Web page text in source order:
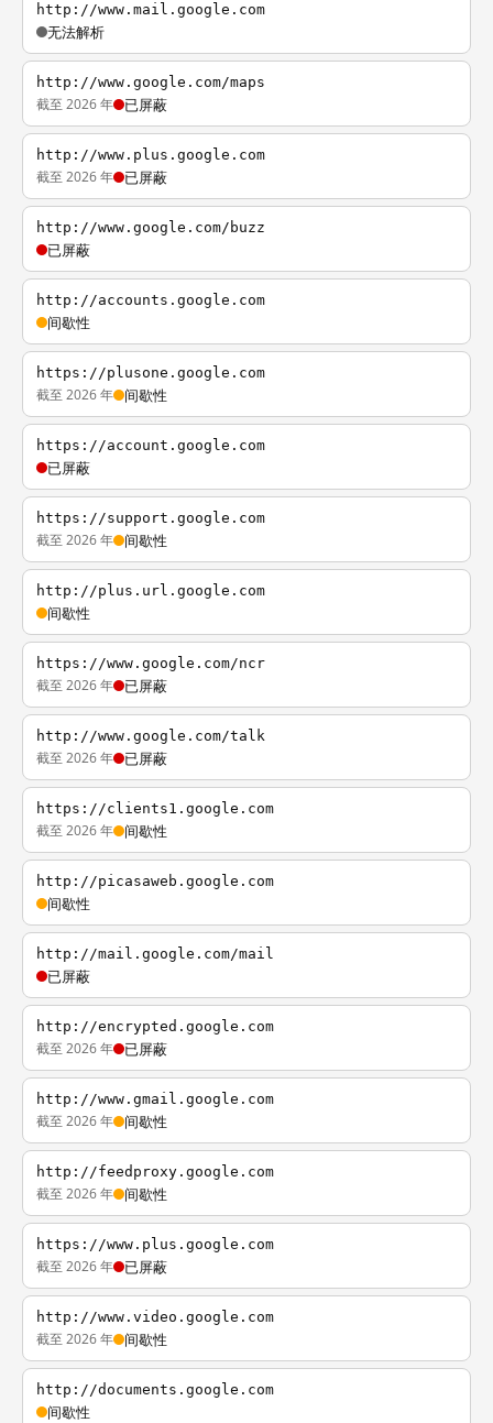
http://www.mail.google.com
无法解析
http://www.google.com/maps
截至 2026 年 已屏蔽
http://www.plus.google.com
截至 2026 年 已屏蔽
http://www.google.com/buzz
已屏蔽
http://accounts.google.com
间歇性
https://plusone.google.com
截至 2026 年 间歇性
https://account.google.com
已屏蔽
https://support.google.com
截至 2026 年 间歇性
http://plus.url.google.com
间歇性
https://www.google.com/ncr
截至 2026 年 已屏蔽
http://www.google.com/talk
截至 2026 年 已屏蔽
https://clients1.google.com
截至 2026 年 间歇性
http://picasaweb.google.com
间歇性
http://mail.google.com/mail
已屏蔽
http://encrypted.google.com
截至 2026 年 已屏蔽
http://www.gmail.google.com
截至 2026 年 间歇性
http://feedproxy.google.com
截至 2026 年 间歇性
https://www.plus.google.com
截至 2026 年 已屏蔽
http://www.video.google.com
截至 2026 年 间歇性
http://documents.google.com
间歇性